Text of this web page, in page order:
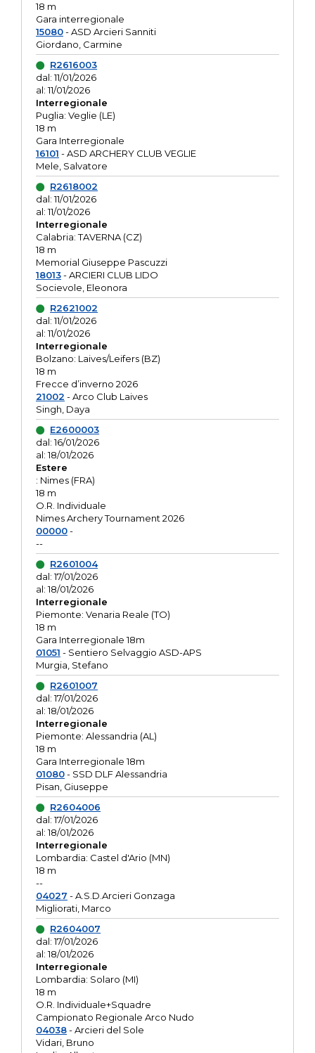
18 m
Gara interregionale
15080- ASD Arcieri Sanniti
Giordano, Carmine
R2616003
dal: 11/01/2026
al: 11/01/2026
Interregionale
Puglia: Veglie (LE)
18 m
Gara Interregionale
16101 - ASD ARCHERY CLUB VEGLIE
Mele, Salvatore
R2618002
dal: 11/01/2026
al: 11/01/2026
Interregionale
Calabria: TAVERNA (CZ)
18 m
Memorial Giuseppe Pascuzzi
18013- ARCIERI CLUB LIDO
Socievole, Eleonora
R2621002
dal: 11/01/2026
al: 11/01/2026
Interregionale
Bolzano: Laives/Leifers (BZ)
18 m
Frecce d’inverno 2026
21002 - Arco Club Laives
Singh, Daya
E2600003
dal: 16/01/2026
al: 18/01/2026
Estere
: Nimes (FRA)
18 m
O.R. Individuale
Nimes Archery Tournament 2026
00000-
--
R2601004
dal: 17/01/2026
al: 18/01/2026
Interregionale
Piemonte: Venaria Reale (TO)
18 m
Gara Interregionale 18m
01051 - Sentiero Selvaggio ASD-APS
Murgia, Stefano
R2601007
dal: 17/01/2026
al: 18/01/2026
Interregionale
Piemonte: Alessandria (AL)
18 m
Gara Interregionale 18m
01080- SSD DLF Alessandria
Pisan, Giuseppe
R2604006
dal: 17/01/2026
al: 18/01/2026
Interregionale
Lombardia: Castel d'Ario (MN)
18 m
--
04027 - A.S.D.Arcieri Gonzaga
Migliorati, Marco
R2604007
dal: 17/01/2026
al: 18/01/2026
Interregionale
Lombardia: Solaro (MI)
18 m
O.R. Individuale+Squadre
Campionato Regionale Arco Nudo
04038- Arcieri del Sole
Vidari, Bruno